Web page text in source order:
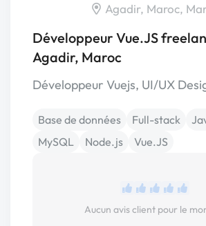
Agadir, Maroc,
Développeur Vue.JS
Agadir, Maroc
Développeur Vuejs, UI/UX
Base de données Full-stack
MySQL
Node.js Vue.JS
Aucun avis client pour le